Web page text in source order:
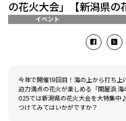
の花火大会」【新潟県の
イベント
今年で開催19回目！海の上から打ち上
迫力満点の花火が楽しめる「関屋浜 海
025では新潟県の花火大会を大特集中
つけてみてはいかがですか？